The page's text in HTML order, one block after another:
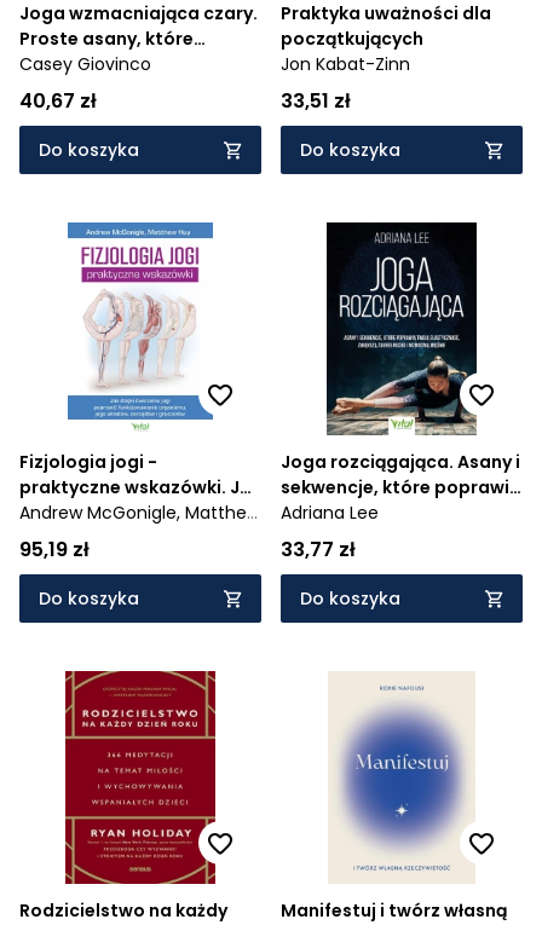
Joga wzmacniająca czary.
Proste asany, które
spotęgują twoje zaklęcia,
zwiększą intuicję i ułatwią
podróże astralne
Casey Giovinco
40,67 zł
Do koszyka
Praktyka uważności dla
początkujących
Jon Kabat-Zinn
33,51 zł
Do koszyka
Fizjologia jogi -
praktyczne wskazówki. Jak
dzięki ćwiczeniu jogi
poprawią funkcjonowanie
organizmu, jego układów,
narządów i gruczołów
Andrew McGonigle, Matthew
Huy
95,19 zł
Do koszyka
Joga rozciągająca. Asany i
sekwencje, które poprawią
twoją elastyczność,
zwiększą zakres ruchu i
wzmocnią mięśnie
Adriana Lee
33,77 zł
Do koszyka
Rodzicielstwo na każdy
Manifestuj i twórz własną